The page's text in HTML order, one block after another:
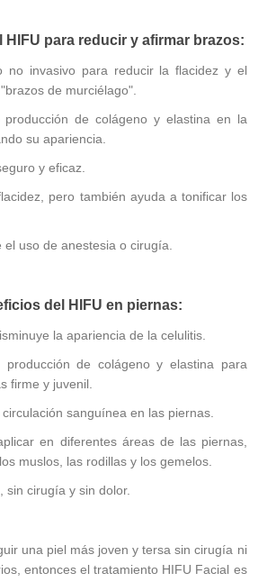
HIFU para reducir y afirmar brazos:
no invasivo para reducir la flacidez y el
de murciélago".
producción de colágeno y elastina en la
su apariencia.
y eficaz.
pero también ayuda a tonificar los
el uso de anestesia o cirugía.
del HIFU en piernas:
la apariencia de la celulitis.
producción de colágeno y elastina para
firme y juvenil.
sanguínea en las piernas.
en diferentes áreas de las piernas,
muslos, las rodillas y los gemelos.
sin cirugía y sin dolor.
una piel más joven y tersa sin cirugía ni
entonces el tratamiento HIFU Facial es